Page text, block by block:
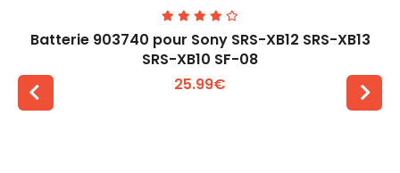
Batterie 903740 pour Sony SRS-XB12 SRS-XB13
SRS-XB10 SF-08
25.99€